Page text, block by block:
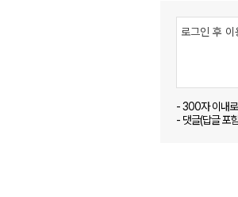
- 300자 이내
- 댓글(답글 포